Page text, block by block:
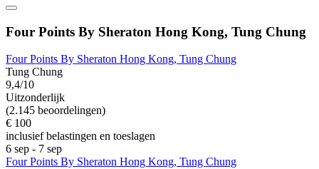
Four Points By Sheraton Hong Kong, Tung Chung
Four Points By Sheraton Hong Kong, Tung Chung
Tung Chung
9,4/10
Uitzonderlijk
(2.145 beoordelingen)
€ 100
inclusief belastingen en toeslagen
6 sep - 7 sep
Four Points By Sheraton Hong Kong, Tung Chung